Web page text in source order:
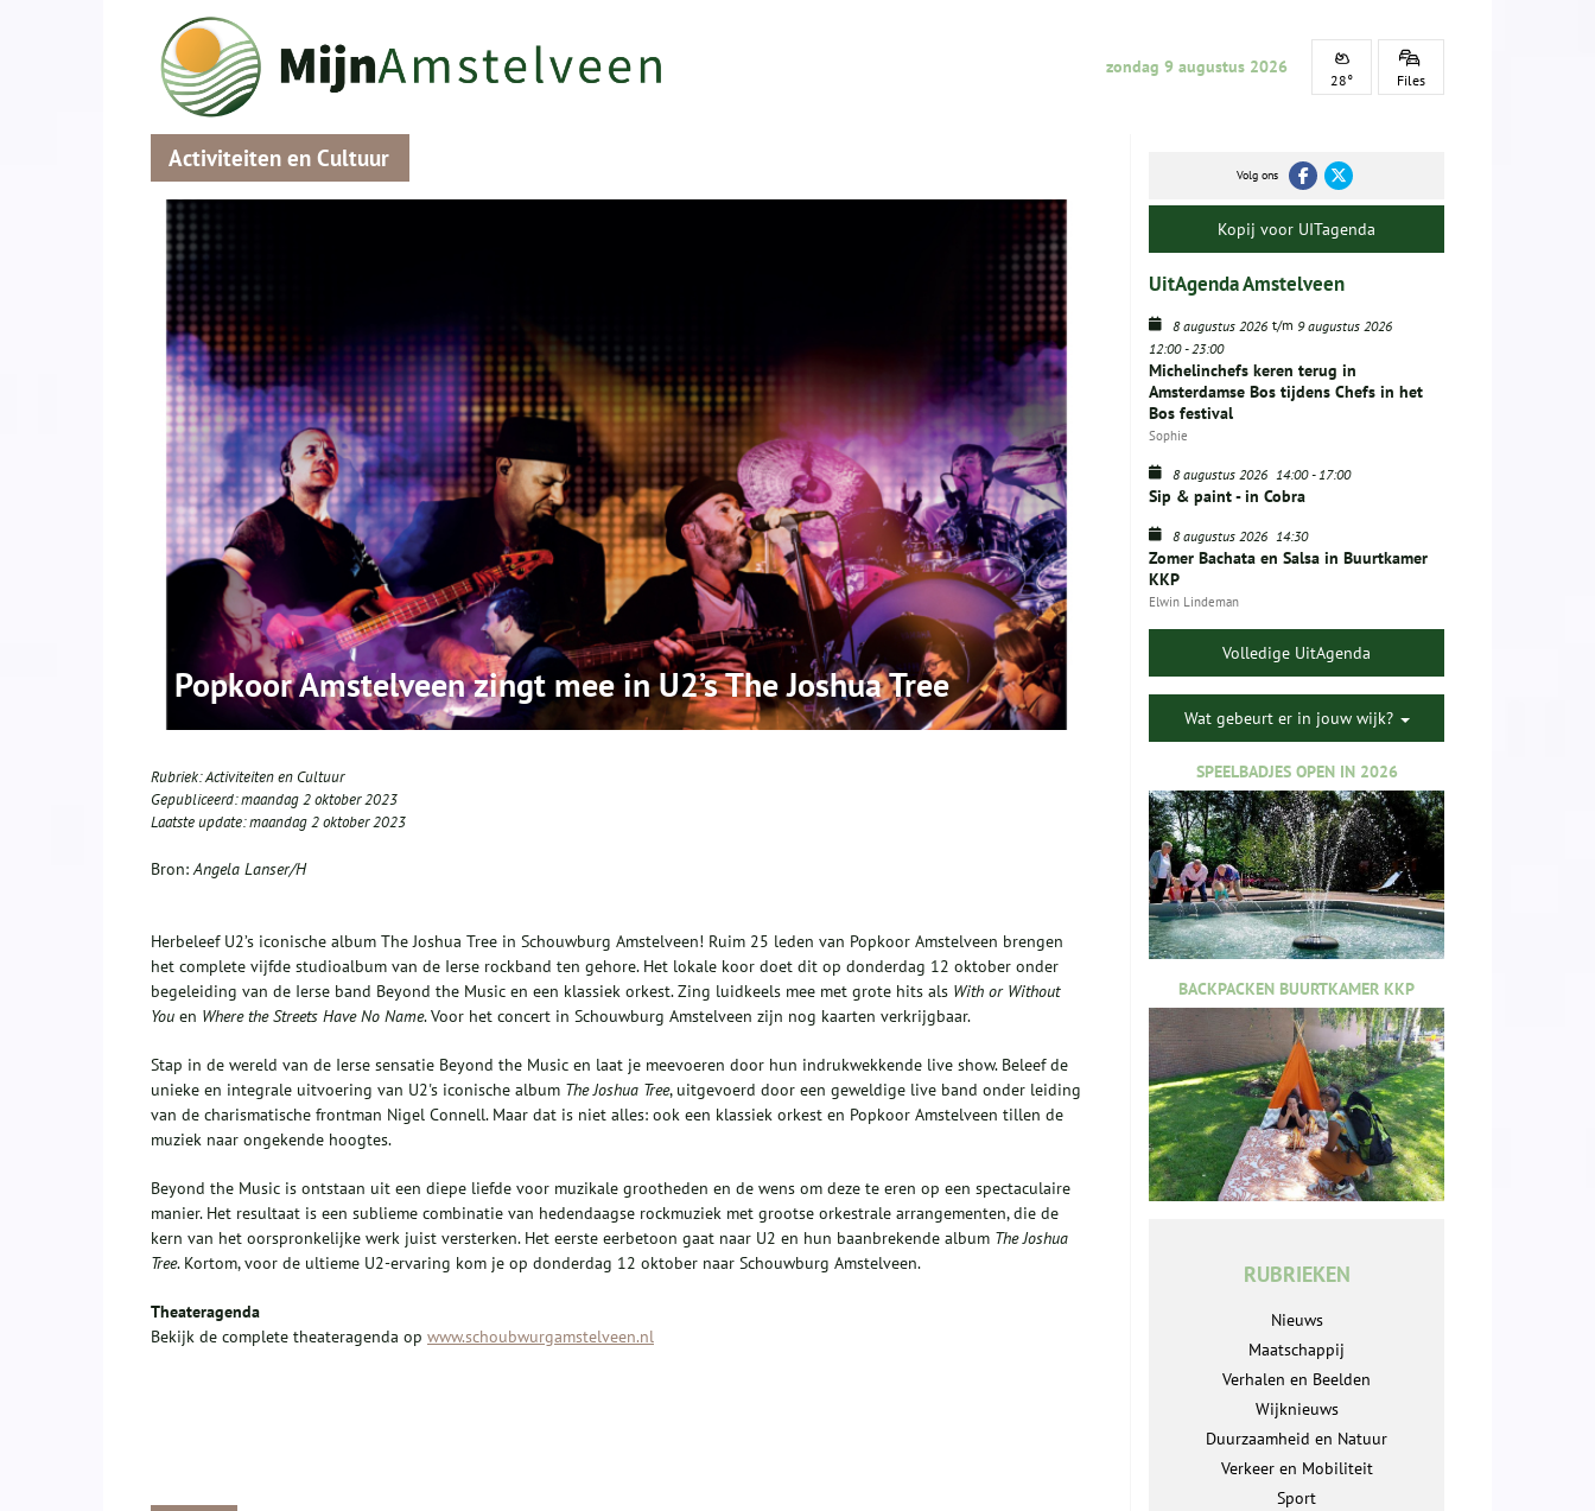
zondag 9 augustus 2026
28° Files
Activiteiten en Cultuur
Popkoor Amstelveen zingt mee in U2’s The Joshua Tree
Rubriek:Activiteiten en Cultuur
Gepubliceerd:maandag 2 oktober 2023
Laatste update:maandag 2 oktober 2023
Bron:Angela Lanser/H
Herbeleef U2’s iconische album The Joshua Tree in Schouwburg Amstelveen! Ruim 25 leden van Popkoor Amstelveen brengen
het complete vijfde studioalbum van de Ierse rockband ten gehore. Het lokale koor doet dit op donderdag 12 oktober onder
begeleiding van de Ierse band Beyond the Music en een klassiek orkest. Zing luidkeels mee met grote hits als With or Without
You en Where the Streets Have No Name. Voor het concert in Schouwburg Amstelveen zijn nog kaarten verkrijgbaar.
Stap in de wereld van de Ierse sensatie Beyond the Music en laat je meevoeren door hun indrukwekkende live show. Beleef de
unieke en integrale uitvoering van U2's iconische album The Joshua Tree, uitgevoerd door een geweldige live band onder leiding
van de charismatische frontman Nigel Connell. Maar dat is niet alles: ook een klassiek orkest en Popkoor Amstelveen tillen de
muziek naar ongekende hoogtes.
Beyond the Music is ontstaan uit een diepe liefde voor muzikale grootheden en de wens om deze te eren op een spectaculaire
manier. Het resultaat is een sublieme combinatie van hedendaagse rockmuziek met grootse orkestrale arrangementen, die de
kern van het oorspronkelijke werk juist versterken. Het eerste eerbetoon gaat naar U2 en hun baanbrekende album The Joshua
Tree. Kortom, voor de ultieme U2-ervaring kom je op donderdag 12 oktober naar Schouwburg Amstelveen.
Theateragenda
Bekijk de complete theateragenda op www.schoubwurgamstelveen.nl
Volg ons
Kopij voor UITagenda
UitAgenda Amstelveen
8 augustus 2026 t/m 9 augustus 2026
12:00-23:00
Michelinchefs keren terug in
Amsterdamse Bos tijdens Chefs in het
Bos festival
Sophie
8 augustus 2026 14:00-17:00
Sip & paint - in Cobra
8 augustus 2026 14:30
Zomer Bachata en Salsa in Buurtkamer
KKP
Elwin Lindeman
Volledige UitAgenda
Wat gebeurt er in jouw wijk?
SPEELBADJES OPEN IN 2026
BACKPACKEN BUURTKAMER KKP
RUBRIEKEN
Nieuws
Maatschappij
Verhalen en Beelden
Wijknieuws
Duurzaamheid en Natuur
Verkeer en Mobiliteit
Sport